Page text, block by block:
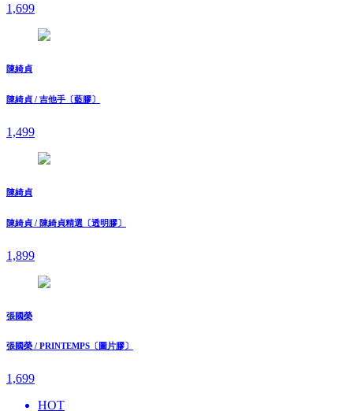
1,699
陳綺貞
陳綺貞 / 吉他手〔藍膠〕
1,499
陳綺貞
陳綺貞 / 陳綺貞精選〔透明膠〕
1,899
張國榮
張國榮 / PRINTEMPS〔圖片膠〕
1,699
HOT